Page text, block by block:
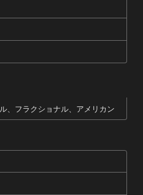
、フラクショナル、アメリカン